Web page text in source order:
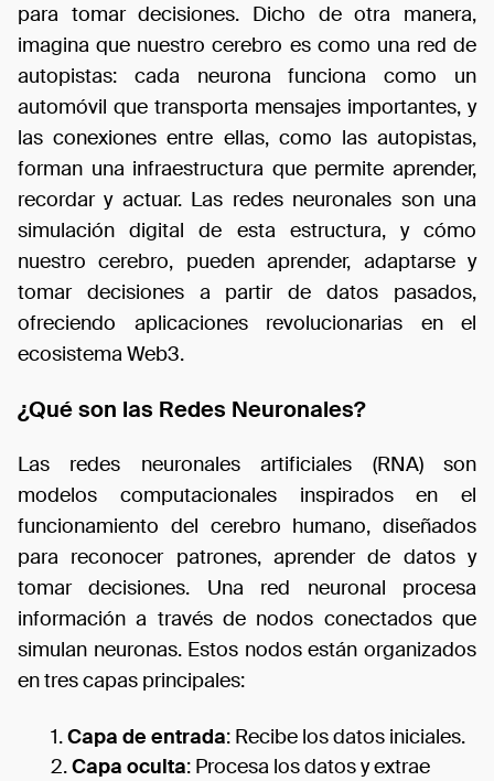
para tomar decisiones. Dicho de otra manera,
imagina que nuestro cerebro es como una red de
autopistas: cada neurona funciona como un
automóvil que transporta mensajes importantes, y
las conexiones entre ellas, como las autopistas,
forman una infraestructura que permite aprender,
recordar y actuar. Las redes neuronales son una
simulación digital de esta estructura, y cómo
nuestro cerebro, pueden aprender, adaptarse y
tomar decisiones a partir de datos pasados,
ofreciendo aplicaciones revolucionarias en el
ecosistema Web3.
¿Qué son las Redes Neuronales?
Las redes neuronales artificiales (RNA) son
modelos computacionales inspirados en el
funcionamiento del cerebro humano, diseñados
para reconocer patrones, aprender de datos y
tomar decisiones. Una red neuronal procesa
información a través de nodos conectados que
simulan neuronas. Estos nodos están organizados
en tres capas principales:
Capa de entrada: Recibe los datos iniciales.
Capa oculta: Procesa los datos y extrae